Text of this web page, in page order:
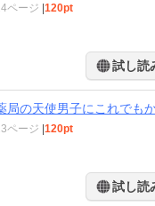
ページ 120pt
試し読
局の天使男子にこれでも
ページ 120pt
試し読